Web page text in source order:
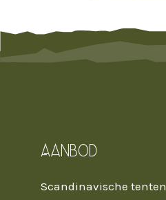
Aanbod
Scandinavische tenten